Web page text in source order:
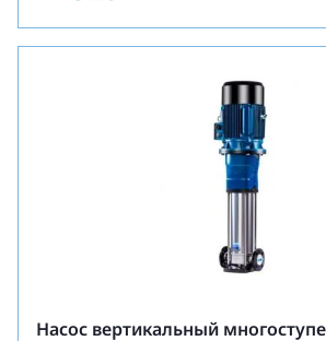
Насос вертикальный